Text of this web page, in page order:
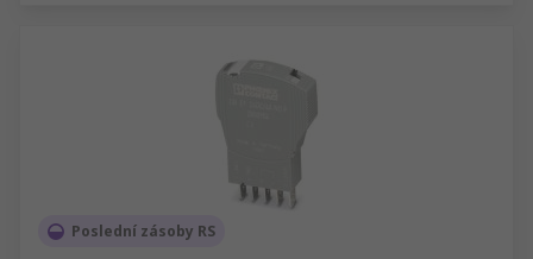
Poslední zásoby RS